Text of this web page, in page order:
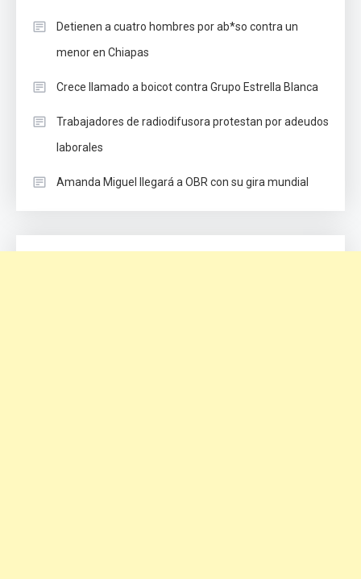
Detienen a cuatro hombres por ab*so contra un
menor en Chiapas
Crece llamado a boicot contra Grupo Estrella Blanca
Trabajadores de radiodifusora protestan por adeudos
laborales
Amanda Miguel llegará a OBR con su gira mundial